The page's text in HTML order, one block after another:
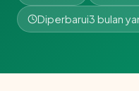
Diperbarui3 bulan